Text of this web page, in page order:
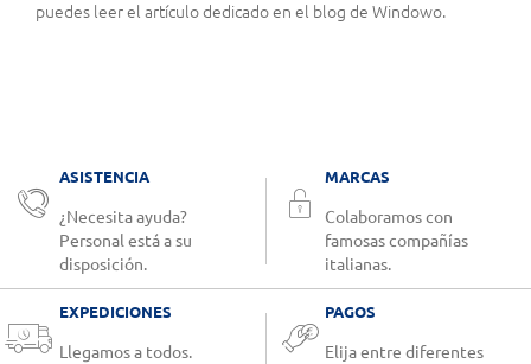
puedes leer el artículo dedicado en el blog de Windowo.
ASISTENCIA
¿Necesita ayuda?
Personal está a su
disposición.
MARCAS
Colaboramos con
famosas compañías
italianas.
EXPEDICIONES
Llegamos a todos.
PAGOS
Elija entre diferentes